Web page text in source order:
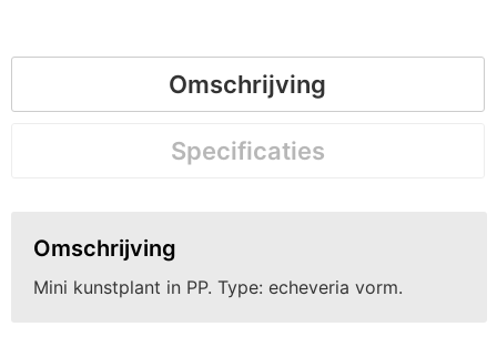
Omschrijving
Specificaties
Omschrijving
Mini kunstplant in PP. Type: echeveria vorm.